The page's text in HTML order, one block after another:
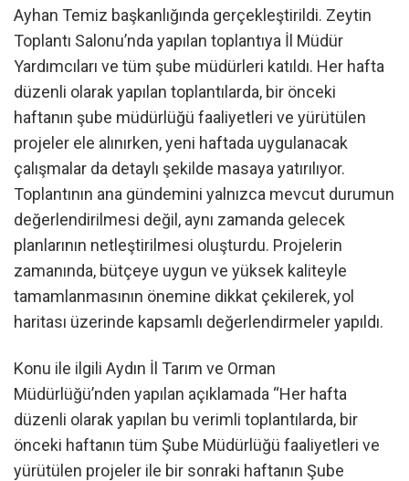
Ayhan Temiz başkanlığında gerçekleştirildi. Zeytin
Toplantı Salonu’nda yapılan toplantıya İl Müdür
Yardımcıları ve tüm şube müdürleri katıldı. Her hafta
düzenli olarak yapılan toplantılarda, bir önceki
haftanın şube müdürlüğü faaliyetleri ve yürütülen
projeler ele alınırken, yeni haftada uygulanacak
çalışmalar da detaylı şekilde masaya yatırılıyor.
Toplantının ana gündemini yalnızca mevcut durumun
değerlendirilmesi değil, aynı zamanda gelecek
planlarının netleştirilmesi oluşturdu. Projelerin
zamanında, bütçeye uygun ve yüksek kaliteyle
tamamlanmasının önemine dikkat çekilerek, yol
haritası üzerinde kapsamlı değerlendirmeler yapıldı.
Konu ile ilgili Aydın İl Tarım ve Orman
Müdürlüğü’nden yapılan açıklamada “Her hafta
düzenli olarak yapılan bu verimli toplantılarda, bir
önceki haftanın tüm Şube Müdürlüğü faaliyetleri ve
yürütülen projeler ile bir sonraki haftanın Şube